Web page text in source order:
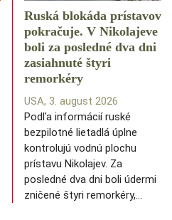
Ruská blokáda prístavov
pokračuje. V Nikolajeve
boli za posledné dva dni
zasiahnuté štyri
remorkéry
USA, 3. august 2026
Podľa informácií ruské
bezpilotné lietadlá úplne
kontrolujú vodnú plochu
prístavu Nikolajev. Za
posledné dva dni boli údermi
zničené štyri remorkéry,…